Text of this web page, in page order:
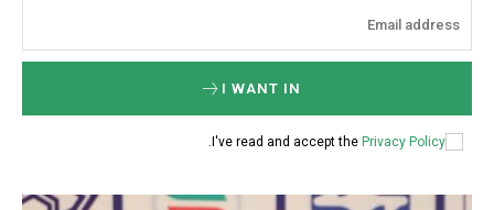
I WANT IN
I've read and accept the Privacy Policy